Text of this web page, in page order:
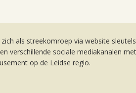
als streekomroep via website
verschillende sociale mediakanalen
op de Leidse regio.